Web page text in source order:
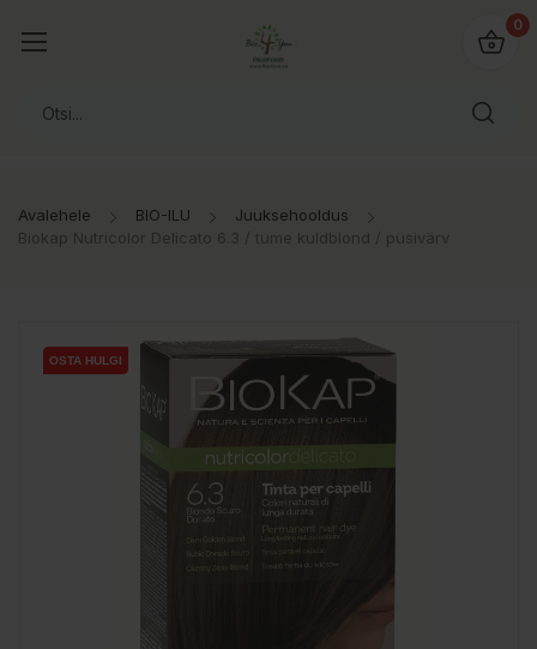
0
Avalehele BIO-ILU
Juuksehooldus
Biokap Nutricolor Delicato 6.3 / tume kuldblond / püsivärv
OSTA HULGI
OSTA HULGI
OSTA HULGI